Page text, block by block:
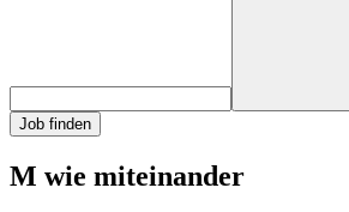
Job finden
M wie miteinander